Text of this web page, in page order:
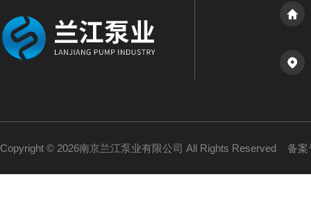
Copyright © 2026南京兰江泵业有限公司 All Rights Reserved 备案